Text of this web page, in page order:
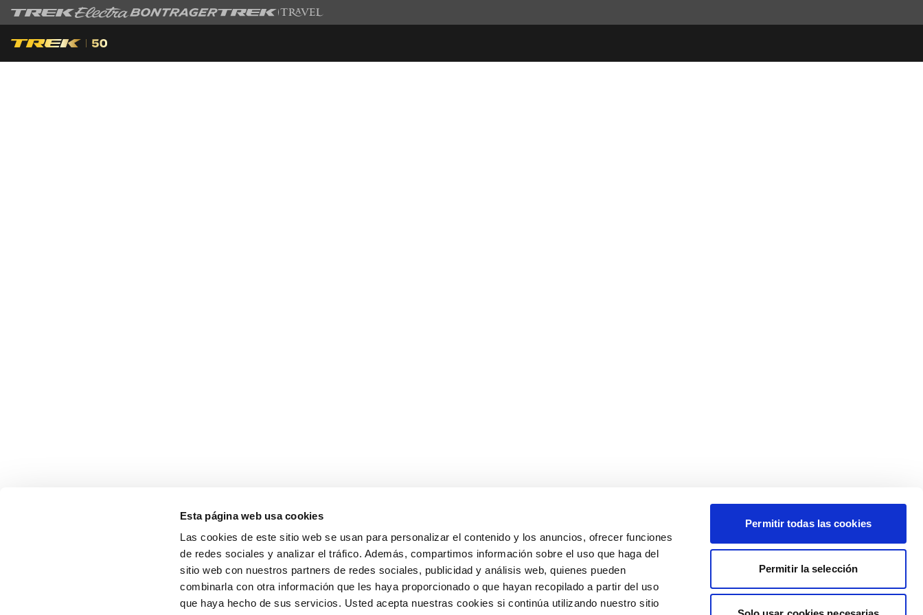
Esta página web usa cookies
Las cookies de este sitio web se usan para personalizar el contenido y los anuncios, ofrecer funciones
de redes sociales y analizar el tráfico. Además, compartimos información sobre el uso que haga del
sitio web con nuestros partners de redes sociales, publicidad y análisis web, quienes pueden
combinarla con otra información que les haya proporcionado o que hayan recopilado a partir del uso
que haya hecho de sus servicios. Usted acepta nuestras cookies si continúa utilizando nuestro sitio
Permitir todas las cookies
Permitir la selección